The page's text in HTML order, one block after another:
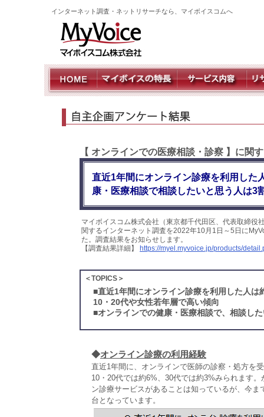
インターネット調査・ネットリサーチなら、マイボイスコムへ
【 オンラインでの医療相談・診察 】に関
直近1年間にオンライン診療を利用した
康・医療相談で相談したいと思う人は3
マイボイスコム株式会社（東京都千代田区、代表取締
関するインターネット調査を2022年10月1日～5日に
た。調査結果をお知らせします。
【調査結果詳細】
https://myel.myvoice.jp/products/
＜TOPICS＞
■直近1年間にオンライン診療を利用した人
10・20代や女性若年層で高い傾向
■オンラインでの健康・医療相談で、相談し
◆オンライン診療の利用経験
直近1年間に、オンラインで医師の診察・処方を
10・20代では約6%、30代では約3%みられます
ン診療サービスがあることは知っているが、今
台となっています。